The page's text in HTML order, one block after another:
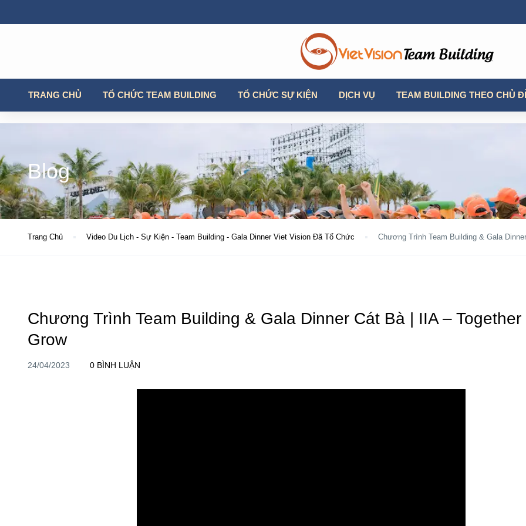
TRANG CHỦ TỔ CHỨC TEAM BUILDING TỔ CHỨC SỰ KIỆN DỊCH VỤ TEAM BUILDING THEO CHỦ
Blog
Trang Chủ Video Du Lịch - Sự Kiện - Team Building - Gala Dinner Viet Vision Đã Tổ Chức Chương Trình Team Building & Gala
Video Du Lịch - Sự Kiện - Team Building - Gala Dinner Viet Vision Đã Tổ Chức
Chương Trình Team Building & Gala Dinner Cát Bà | IIA – Together
Grow
24/04/2023 0 BÌNH LUẬN